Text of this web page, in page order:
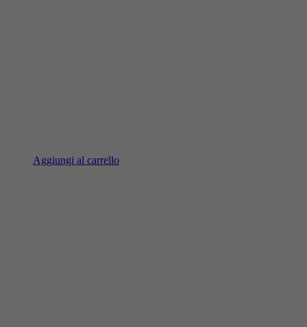
Aggiungi al carrello